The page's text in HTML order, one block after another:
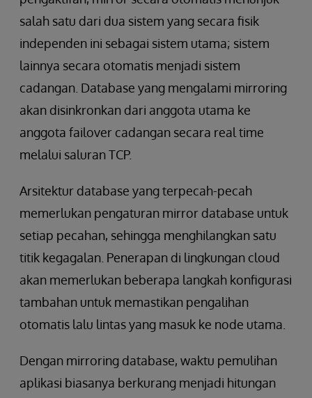
salah satu dari dua sistem yang secara fisik
independen ini sebagai sistem utama; sistem
lainnya secara otomatis menjadi sistem
cadangan. Database yang mengalami mirroring
akan disinkronkan dari anggota utama ke
anggota failover cadangan secara real time
melalui saluran TCP.
Arsitektur database yang terpecah-pecah
memerlukan pengaturan mirror database untuk
setiap pecahan, sehingga menghilangkan satu
titik kegagalan. Penerapan di lingkungan cloud
akan memerlukan beberapa langkah konfigurasi
tambahan untuk memastikan pengalihan
otomatis lalu lintas yang masuk ke node utama.
Dengan mirroring database, waktu pemulihan
aplikasi biasanya berkurang menjadi hitungan